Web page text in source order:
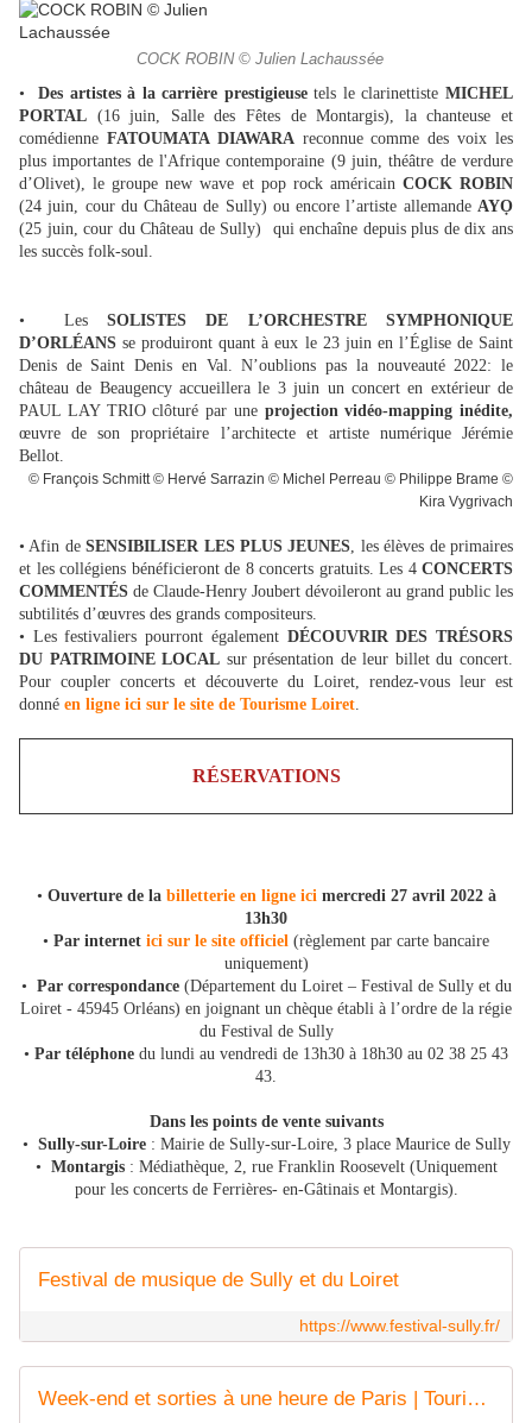
COCK ROBIN © Julien Lachaussée
•Des artistes à la carrière prestigieusetels le clarinettisteMICHEL
PORTAL (16 juin, Salle des Fêtes de Montargis), la chanteuse et
comédienne FATOUMATA DIAWARA reconnue comme des voix les
plus importantes de l'Afrique contemporaine (9 juin, théâtre de verdure
d’Olivet), le groupe new wave et pop rock américain COCK ROBIN
(24 juin, cour du Château de Sully) ou encore l’artiste allemande AYỌ
(25 juin, cour du Château de Sully) qui enchaîne depuis plus de dix ans
les succès folk-soul.
• Les SOLISTES DE L’ORCHESTRE SYMPHONIQUE
D’ORLÉANS se produiront quant à eux le 23 juin en l’Église de Saint
Denis de Saint Denis en Val. N’oublions pas la nouveauté 2022: le
château de Beaugency accueillera le 3 juin un concert en extérieur de
PAUL LAY TRIO clôturé par une projection vidéo-mapping inédite,
œuvre de son propriétaire l’architecte et artiste numérique Jérémie
Bellot.
© François Schmitt © Hervé Sarrazin © Michel Perreau © Philippe Brame ©
Kira Vygrivach
• Afin deSENSIBILISER LES PLUS JEUNES , les élèves de primaires
et les collégiens bénéficieront de 8 concerts gratuits. Les 4 CONCERTS
COMMENTÉS de Claude-Henry Joubert dévoileront au grand public les
subtilités d’œuvres des grands compositeurs.
• Les festivaliers pourront également DÉCOUVRIR DES TRÉSORS
DU PATRIMOINE LOCAL sur présentation de leur billet du concert.
Pour coupler concerts et découverte du Loiret, rendez-vous leur est
donné en ligne ici sur le site de Tourisme Loiret
RÉSERVATIONS
• Ouverture de la billetterie en ligne ici mercredi 27 avril 2022 à
13h30
• Par internet ici sur le site officiel (règlement par carte bancaire
uniquement)
• Par correspondance (Département du Loiret – Festival de Sully et du
Loiret - 45945 Orléans) en joignant un chèque établi à l’ordre de la régie
du Festival de Sully
• Par téléphone du lundi au vendredi de 13h30 à 18h30 au 02 38 25 43
43.
Dans les points de vente suivants
• Sully-sur-Loire: Mairie de Sully-sur-Loire, 3 place Maurice de Sully
• Montargis: Médiathèque, 2, rue Franklin Roosevelt (Uniquement
pour les concerts de Ferrières- en-Gâtinais et Montargis).
Festival de musique de Sully et du Loiret
https://www.festival-sully.fr/
Week-end et sorties à une heure de Paris | Tourisme Loiret